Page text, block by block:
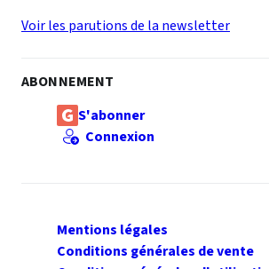
Voir les parutions de la newsletter
ABONNEMENT
S'abonner
Connexion
Mentions légales
Conditions générales de vente